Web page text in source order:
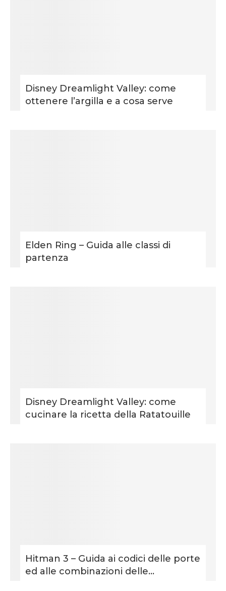
Disney Dreamlight Valley: come
ottenere l’argilla e a cosa serve
Elden Ring – Guida alle classi di
partenza
Disney Dreamlight Valley: come
cucinare la ricetta della Ratatouille
Hitman 3 – Guida ai codici delle porte
ed alle combinazioni delle...